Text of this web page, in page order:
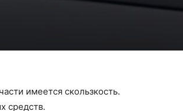
имеется скользкость.
средств.